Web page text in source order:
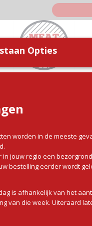
Varkens Vlees
Opties
worden in de meeste
jouw regio een
bestelling eerder wordt
is afhankelijk van het
van die week. Uiteraard